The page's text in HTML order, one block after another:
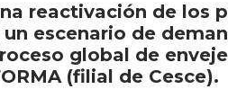
reactivación de los
escenario de
global de
(filial de Cesce).